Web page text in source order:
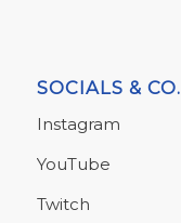
SOCIALS & CO.
Instagram
YouTube
Twitch